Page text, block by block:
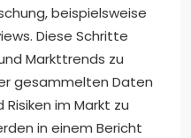
beispielsweise
Diese Schritte
Markttrends zu
gesammelten Daten
im Markt zu
in einem Bericht